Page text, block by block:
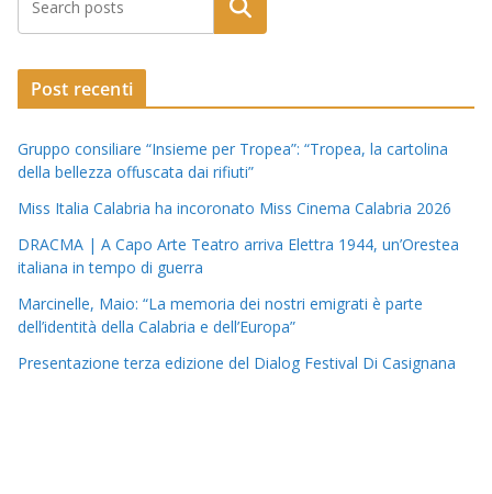
Post recenti
Gruppo consiliare “Insieme per Tropea”: “Tropea, la cartolina
della bellezza offuscata dai rifiuti”
Miss Italia Calabria ha incoronato Miss Cinema Calabria 2026
DRACMA | A Capo Arte Teatro arriva Elettra 1944, un’Orestea
italiana in tempo di guerra
Marcinelle, Maio: “La memoria dei nostri emigrati è parte
dell’identità della Calabria e dell’Europa”
Presentazione terza edizione del Dialog Festival Di Casignana